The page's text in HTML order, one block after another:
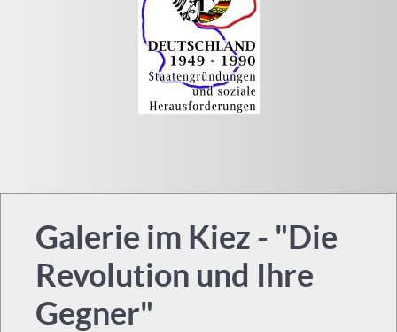
Galerie im Kiez - "Die
Revolution und Ihre
Gegner"